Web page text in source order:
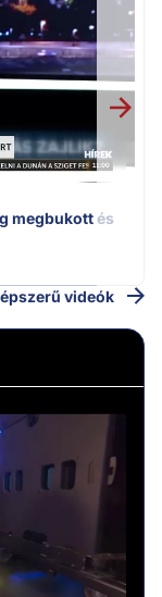
megbukott és
videók